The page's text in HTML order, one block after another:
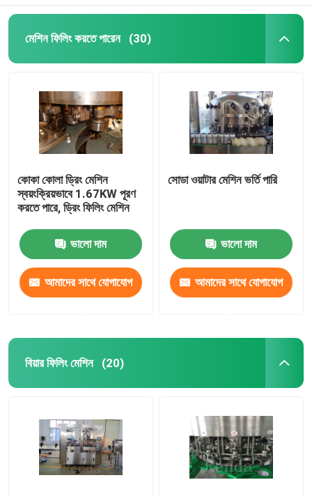
মেশিন ফিলিং করতে পারেন (30)
কোকা কোলা ড্রিং মেশিন
স্বয়ংক্রিয়ভাবে 1.67KW পূরণ
করতে পারে, ড্রিং ফিলিং মেশিন
ভালো দাম
আমাদের সাথে যোগাযোগ
সোডা ওয়াটার মেশিন ভর্তি পারি
ভালো দাম
আমাদের সাথে যোগাযোগ
বিয়ার ফিলিং মেশিন (20)